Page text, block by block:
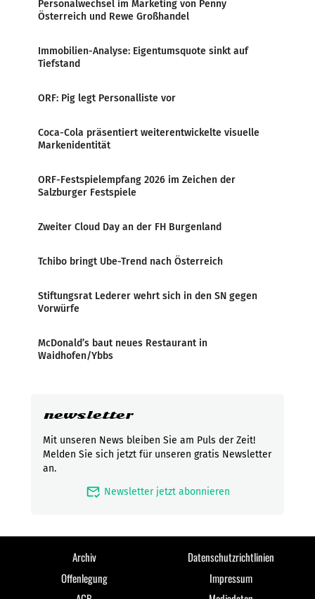
Personalwechsel im Marketing von Penny
Österreich und Rewe Großhandel
Immobilien-Analyse: Eigentumsquote sinkt auf
Tiefstand
ORF: Pig legt Personalliste vor
Coca-Cola präsentiert weiterentwickelte visuelle
Markenidentität
ORF-Festspielempfang 2026 im Zeichen der
Salzburger Festspiele
Zweiter Cloud Day an der FH Burgenland
Tchibo bringt Ube-Trend nach Österreich
Stiftungsrat Lederer wehrt sich in den SN gegen
Vorwürfe
McDonald’s baut neues Restaurant in
Waidhofen/Ybbs
newsletter
Mit unseren News bleiben Sie am Puls der Zeit!
Melden Sie sich jetzt für unseren gratis Newsletter
an.
mark_email_read Newsletter jetzt abonnieren
Archiv
Datenschutzrichtlinien
Offenlegung
Impressum